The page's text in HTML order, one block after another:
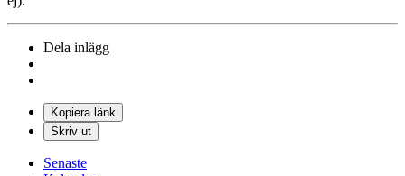
Dela inlägg
Kopiera länk
Skriv ut
Senaste